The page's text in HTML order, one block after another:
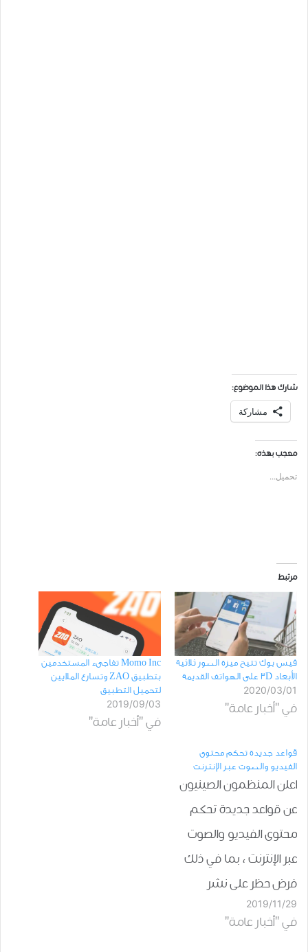
شارك هذا الموضوع:
مشاركة
معجب بهذه:
تحميل...
مرتبط
ﻓﻴﺲ ﺑﻮﻙ تتيح ﻣﻴﺰﺓ ﺍﻟﺼﻮﺭ ﺛﻼﺛﻴﺔ
ﺍﻷﺑﻌﺎﺩ 3D ﻋﻠﻰ ﺍﻟﻬﻮﺍﺗﻒ ﺍﻟﻘﺪﻳﻤﺔ
2020/03/01
في "أخبار عامة"
Momo Inc تفاجىء المستخدمين
بتطبيق ZAO وتسارع الملايين
لتحميل التطبيق
2019/09/03
في "أخبار عامة"
قواعد جديدة تحكم محتوى
الفيديو والصوت عبر الإنترنت
اعلن المنظمون الصينيون
عن قواعد جديدة تحكم
محتوى الفيديو والصوت
عبر الإنترنت ، بما في ذلك
فرض حظر على نشر
وتوزيع "الأخبار المزيفة"
التي تم إنشاؤها
2019/11/29
في "أخبار عامة"